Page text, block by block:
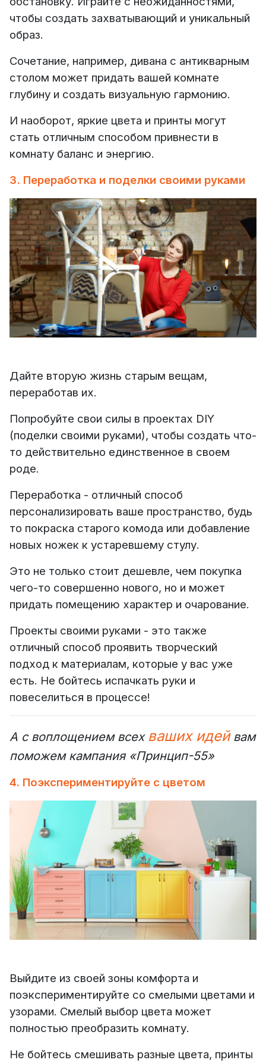
чтобы создать захватывающий и уникальный
образ.
Сочетание, например, дивана с антикварным
столом может придать вашей комнате
глубину и создать визуальную гармонию.
И наоборот, яркие цвета и принты могут
стать отличным способом привнести в
комнату баланс и энергию.
3. Переработка и поделки своими руками
Дайте вторую жизнь старым вещам,
переработав их.
Попробуйте свои силы в проектах DIY
(поделки своими руками), чтобы создать что-
то действительно единственное в своем
роде.
Переработка - отличный способ
персонализировать ваше пространство, будь
то покраска старого комода или добавление
новых ножек к устаревшему стулу.
Это не только стоит дешевле, чем покупка
чего-то совершенно нового, но и может
придать помещению характер и очарование.
Проекты своими руками - это также
отличный способ проявить творческий
подход к материалам, которые у вас уже
есть. Не бойтесь испачкать руки и
повеселиться в процессе!
А с воплощением всех ваших идейвам
поможем кампания «Принцип-55»
4. Поэкспериментируйте с цветом
Выйдите из своей зоны комфорта и
поэкспериментируйте со смелыми цветами и
узорами. Смелый выбор цвета может
полностью преобразить комнату.
Не бойтесь смешивать разные цвета, принты